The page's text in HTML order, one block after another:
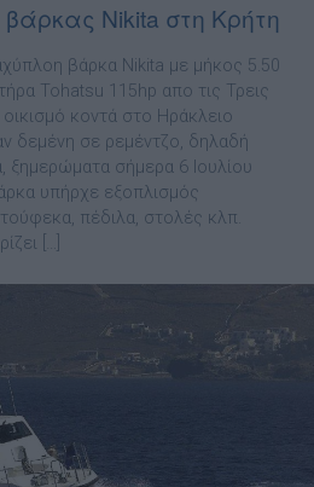
Nikita στη Κρήτη
βάρκα Nikita με μήκος 5.50
Tohatsu 115hp απο τις Τρεις
κοντά στο Ηράκλειο
δεμένη σε ρεμέντζο, δηλαδή
σήμερα 6 Ιουλίου
υπήρχε εξοπλισμός
πέδιλα, στολές κλπ.
[…]